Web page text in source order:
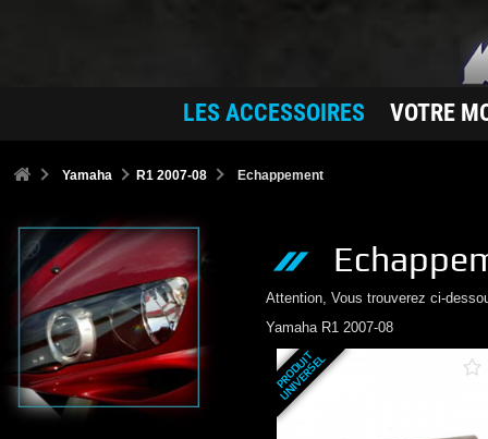
LES ACCESSOIRES VOTRE
Yamaha R1 2007-08 Echappement
Attention, Vous trouverez ci-
Yamaha R1 2007-08
P
R
O
D
U
I
T
U
N
I
V
E
R
S
E
L